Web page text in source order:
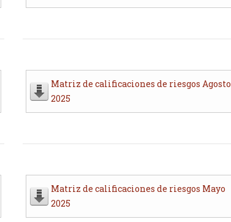
Matriz de calificaciones de riesgos Agosto
2025
Matriz de calificaciones de riesgos Mayo
2025